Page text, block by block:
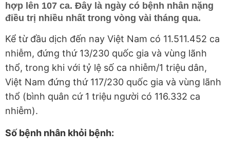
hợp lên 107 ca. Đây là ngày có bệnh nhân nặng
điều trị nhiều nhất trong vòng vài tháng qua.
Kể từ đầu dịch đến nay Việt Nam có 11.511.452 ca
nhiễm, đứng thứ 13/230 quốc gia và vùng lãnh
thổ, trong khi với tỷ lệ số ca nhiễm/1 triệu dân,
Việt Nam đứng thứ 117/230 quốc gia và vùng lãnh
thổ (bình quân cứ 1 triệu người có 116.332 ca
nhiễm).
Số bệnh nhân khỏi bệnh: